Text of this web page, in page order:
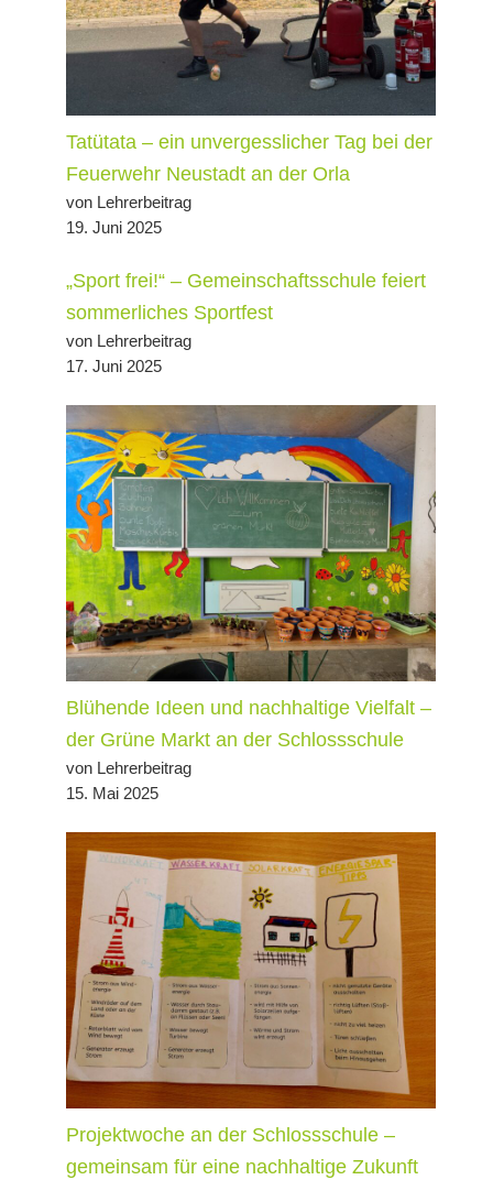
Tatütata – ein unvergesslicher Tag bei der
Feuerwehr Neustadt an der Orla
von Lehrerbeitrag
19. Juni 2025
„Sport frei!“ – Gemeinschaftsschule feiert
sommerliches Sportfest
von Lehrerbeitrag
17. Juni 2025
Blühende Ideen und nachhaltige Vielfalt –
der Grüne Markt an der Schlossschule
von Lehrerbeitrag
15. Mai 2025
Projektwoche an der Schlossschule –
gemeinsam für eine nachhaltige Zukunft